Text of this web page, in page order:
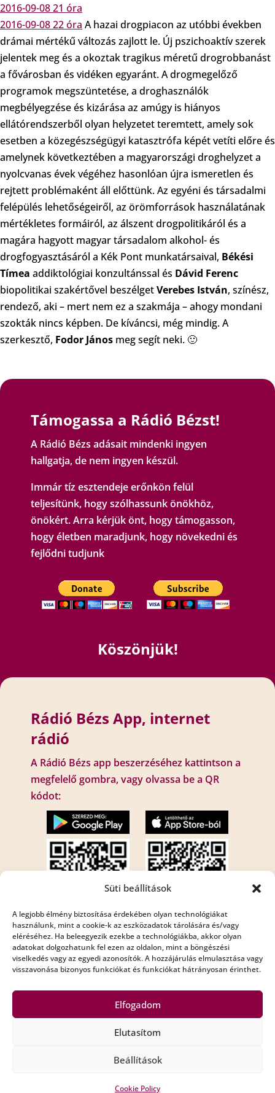
Süti beállítások
A legjobb élmény biztosítása érdekében olyan technológiákat
használunk, mint a cookie-k az eszközadatok tárolására és/vagy
eléréséhez. Ha beleegyezik ezekbe a technológiákba, akkor olyan
adatokat dolgozhatunk fel ezen az oldalon, mint a böngészési
viselkedés vagy az egyedi azonosítók. A hozzájárulás elmulasztása vagy
visszavonása bizonyos funkciókat és funkciókat hátrányosan érinthet.
Elfogadom
Elutasítom
Beállítások
Cookie Policy
2016-09-08 21 óra
2016-09-08 22 óra A hazai drogpiacon az utóbbi években
drámai mértékű változás zajlott le. Új pszichoaktív szerek
jelentek meg és a okoztak tragikus méretű drogrobbanást
a fővárosban és vidéken egyaránt. A drogmegelőző
programok megszüntetése, a droghasználók
megbélyegzése és kizárása az amúgy is hiányos
ellátórendszerből olyan helyzetet teremtett, amely sok
esetben a közegészségügyi katasztrófa képét vetíti előre és
amelynek következtében a magyarországi droghelyzet a
nyolcvanas évek végéhez hasonlóan újra ismeretlen és
rejtett problémaként áll előttünk. Az egyéni és társadalmi
felépülés lehetőségeiről, az örömforrások használatának
mértékletes formáiról, az álszent drogpolitikáról és a
magára hagyott magyar társadalom alkohol- és
drogfogyasztásáról a Kék Pont munkatársaival, Békési
Tímea addiktológiai konzultánssal és Dávid Ferenc
biopolitikai szakértővel beszélgetVerebes István, színész,
rendező, aki – mert nem ez a szakmája – ahogy mondani
szokták nincs képben. De kíváncsi, még mindig. A
szerkesztő, Fodor János meg segít neki. 🙂
Támogassa a Rádió Bézst!
A Rádió Bézs adásait mindenki ingyen
hallgatja, de nem ingyen készül.
Immár tíz esztendeje erőnkön felül
teljesítünk, hogy szólhassunk önökhöz,
önökért. Arra kérjük önt, hogy támogasson,
hogy életben maradjunk, hogy növekedni és
fejlődni tudjunk
Köszönjük!
Rádió Bézs App, internet
rádió
A Rádió Bézs app beszerzéséhez kattintson a
megfelelő gombra, vagy olvassa be a QR
kódot:
Internet rádió:
Rádió Bézs : http://195.210.29.82:8001/bezs
Rádió Bézs 2: http://195.210.29.82:8002/bezs2
Médiaajánló
Adatkezelési szabályzat
Alapszabály